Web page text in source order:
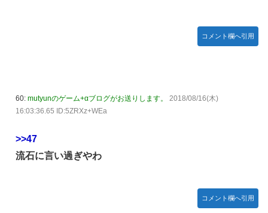
コメント欄へ引用
60: mutyunのゲーム+αブログがお送りします。
2018/08/16(木)
16:03:36.65 ID:5ZRXz+WEa
>>47
流石に言い過ぎやわ
コメント欄へ引用